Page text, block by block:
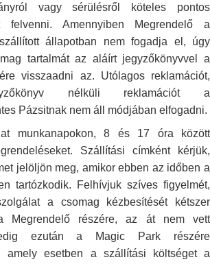
vagy sérülésről köteles pontos
felvenni. Amennyiben Megrendelő a
állapotban nem fogadja el, úgy
tartalmát az aláírt jegyzőkönyvvel a
visszaadni az. Utólagosreklamációt,
nélküli reklamációt a
Pázsitnak nem áll módjában elfogadni.
munkanapokon, 8 és 17 óra között
Szállítási címként kérjük,
jelöljön meg, amikor ebben az időben a
tartózkodik. Felhívjuk szíves figyelmét,
a csomag kézbesítését kétszer
Megrendelő részére, az át nem vett
ezután a Magic Park részére
amely esetben a szállítási költséget a